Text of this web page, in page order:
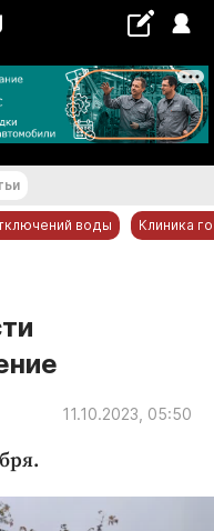
°С
воды Клиника
11.10.2023, 05:50